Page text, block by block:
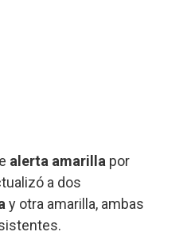
alerta amarilla por
a dos
y otra amarilla, ambas